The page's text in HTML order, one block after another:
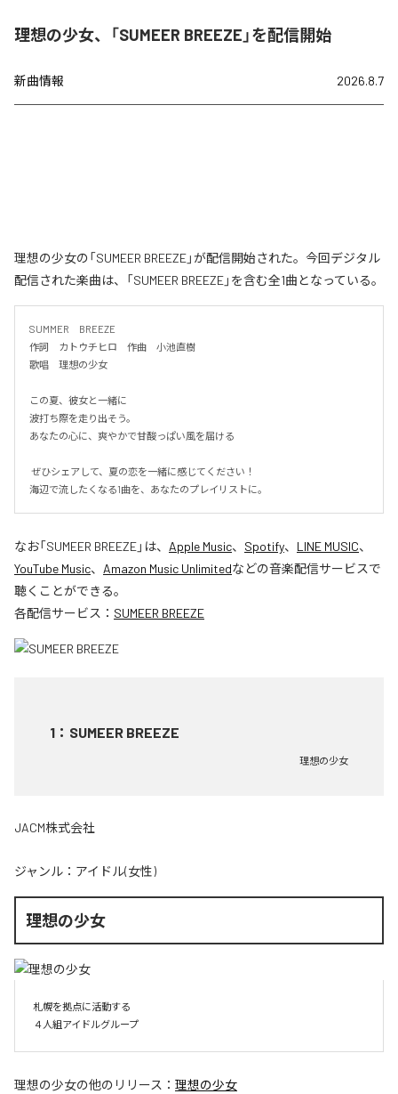
理想の少女、「SUMEER BREEZE」を配信開始
新曲情報 2026.8.7
理想の少女の「SUMEER BREEZE」が配信開始された。今回デジタル
配信された楽曲は、「SUMEER BREEZE」を含む全1曲となっている。
SUMMER　BREEZE
作詞　カトウチヒロ　作曲　小池直樹
歌唱　理想の少女
この夏、彼女と一緒に
波打ち際を走り出そう。
あなたの心に、爽やかで甘酸っぱい風を届ける
海辺で流したくなる1曲を、あなたのプレイリストに。
なお「SUMEER BREEZE」は、 Apple Music、 Spotify、 LINE MUSIC、
YouTube Music、 Amazon Music Unlimitedなどの音楽配信サービスで
聴くことができる。
各配信サービス： SUMEER BREEZE
1 ： SUMEER BREEZE
理想の少女
JACM株式会社
ジャンル： アイドル(女性)
理想の少女
札幌を拠点に活動する
４人組アイドルグループ
理想の少女の他のリリース： 理想の少女